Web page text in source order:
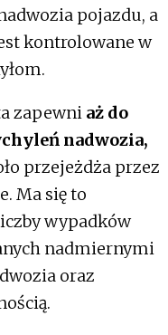
pojazdu, a
kontrolowane w
zapewni aż do
nadwozia,
przejeżdża przez
Ma się to
wypadków
nadmiernymi
oraz